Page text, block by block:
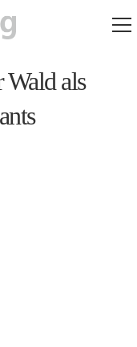
Wald als